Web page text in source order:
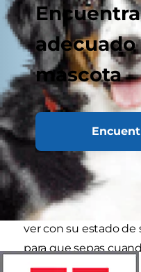
adecuado
mascota
Muchos dueños se
un perro significa
respuesta corta es
por las que tu perro
caliente. Muchas de
ver con su estado de
para que sepas